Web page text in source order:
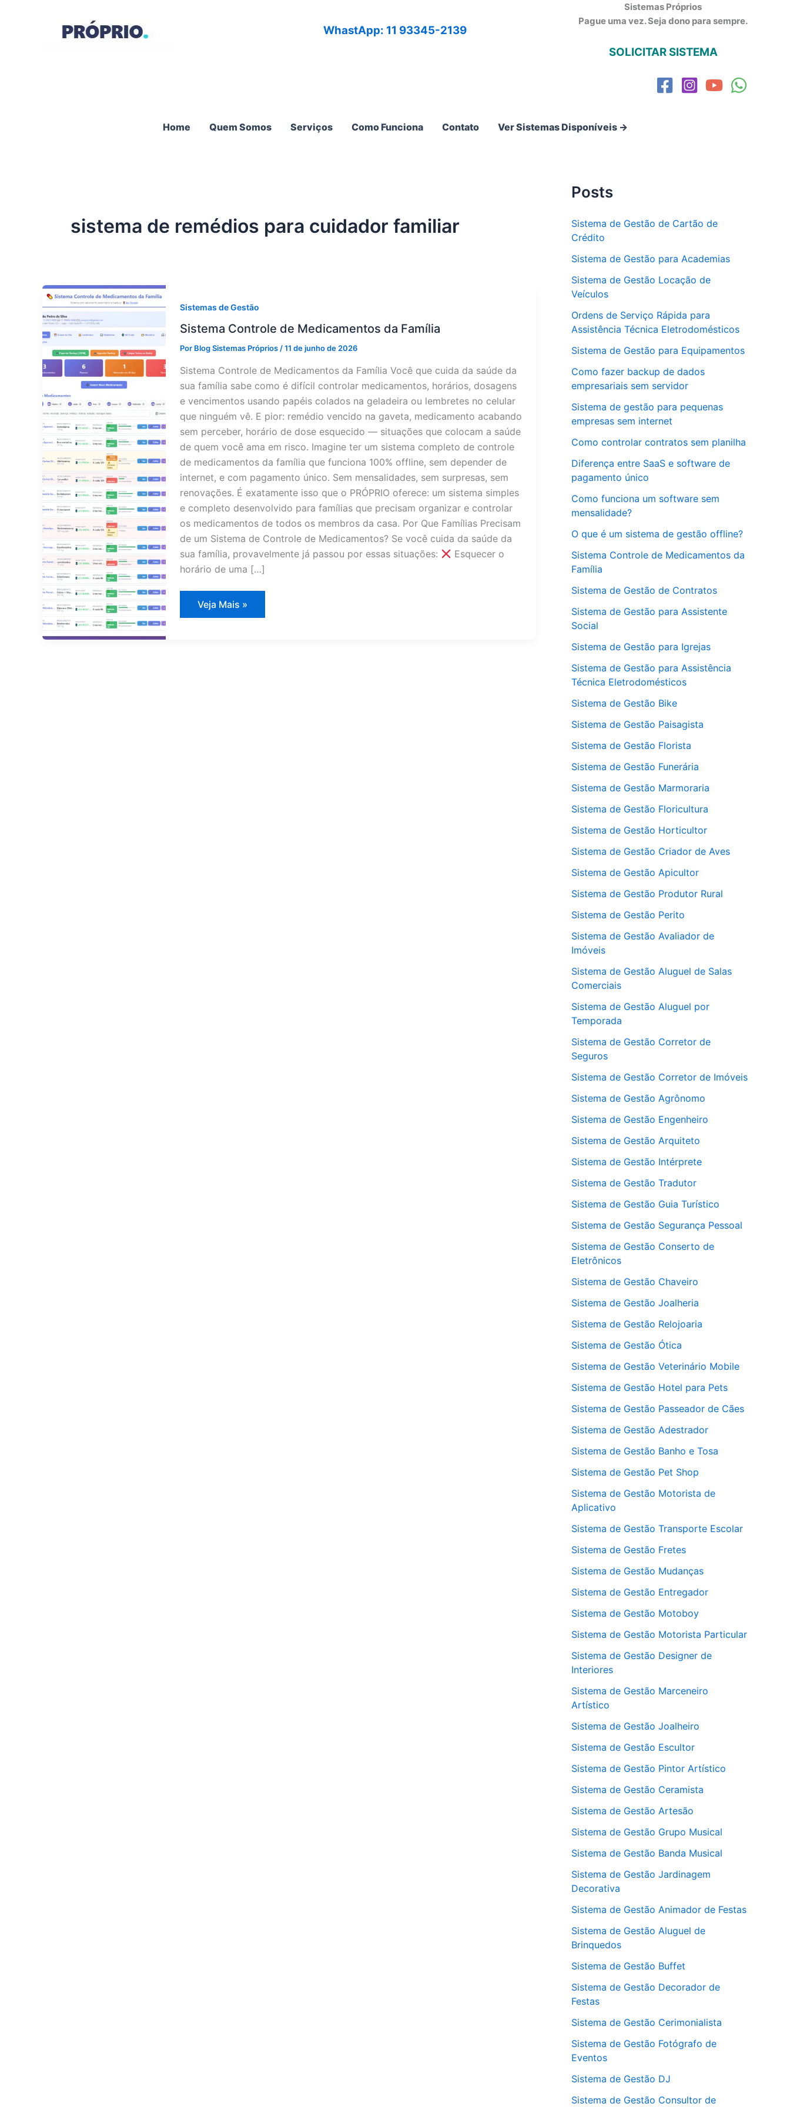
WhastApp: 11 93345-2139
Sistemas Próprios
Pague uma vez. Seja dono para sempre.
SOLICITAR SISTEMA
Home Quem Somos Serviços Como Funciona Contato Ver Sistemas Disponíveis →
sistema de remédios para cuidador familiar
Sistemas de Gestão
Sistema Controle de Medicamentos da Família
Por Blog Sistemas Próprios/11 de junho de 2026
Sistema Controle de Medicamentos da Família Você que cuida da saúde da
sua família sabe como é difícil controlar medicamentos, horários, dosagens
e vencimentos usando papéis colados na geladeira ou lembretes no celular
que ninguém vê. E pior: remédio vencido na gaveta, medicamento acabando
sem perceber, horário de dose esquecido — situações que colocam a saúde
de quem você ama em risco. Imagine ter um sistema completo de controle
de medicamentos da família que funciona 100% offline, sem depender de
internet, e com pagamento único. Sem mensalidades, sem surpresas, sem
renovações. É exatamente isso que o PRÓPRIO oferece: um sistema simples
e completo desenvolvido para famílias que precisam organizar e controlar
os medicamentos de todos os membros da casa. Por Que Famílias Precisam
de um Sistema de Controle de Medicamentos? Se você cuida da saúde da
sua família, provavelmente já passou por essas situações:
Esquecer o
horário de uma […]
Sistema
Controle
Veja Mais »
Posts
Sistema de Gestão de Cartão de
Crédito
Sistema de Gestão para Academias
Sistema de Gestão Locação de
Veículos
Ordens de Serviço Rápida para
Assistência Técnica Eletrodomésticos
Sistema de Gestão para Equipamentos
Como fazer backup de dados
empresariais sem servidor
Sistema de gestão para pequenas
empresas sem internet
Como controlar contratos sem planilha
Diferença entre SaaS e software de
pagamento único
Como funciona um software sem
mensalidade?
O que é um sistema de gestão offline?
Sistema Controle de Medicamentos da
Família
Sistema de Gestão de Contratos
Sistema de Gestão para Assistente
Social
Sistema de Gestão para Igrejas
Sistema de Gestão para Assistência
Técnica Eletrodomésticos
Sistema de Gestão Bike
Sistema de Gestão Paisagista
Sistema de Gestão Florista
Sistema de Gestão Funerária
Sistema de Gestão Marmoraria
Sistema de Gestão Floricultura
Sistema de Gestão Horticultor
Sistema de Gestão Criador de Aves
Sistema de Gestão Apicultor
Sistema de Gestão Produtor Rural
Sistema de Gestão Perito
Sistema de Gestão Avaliador de
Imóveis
Sistema de Gestão Aluguel de Salas
Comerciais
Sistema de Gestão Aluguel por
Temporada
Sistema de Gestão Corretor de
Seguros
Sistema de Gestão Corretor de Imóveis
Sistema de Gestão Agrônomo
Sistema de Gestão Engenheiro
Sistema de Gestão Arquiteto
Sistema de Gestão Intérprete
Sistema de Gestão Tradutor
Sistema de Gestão Guia Turístico
Sistema de Gestão Segurança Pessoal
Sistema de Gestão Conserto de
Eletrônicos
Sistema de Gestão Chaveiro
Sistema de Gestão Joalheria
Sistema de Gestão Relojoaria
Sistema de Gestão Ótica
Sistema de Gestão Veterinário Mobile
Sistema de Gestão Hotel para Pets
Sistema de Gestão Passeador de Cães
Sistema de Gestão Adestrador
Sistema de Gestão Banho e Tosa
Sistema de Gestão Pet Shop
Sistema de Gestão Motorista de
Aplicativo
Sistema de Gestão Transporte Escolar
Sistema de Gestão Fretes
Sistema de Gestão Mudanças
Sistema de Gestão Entregador
Sistema de Gestão Motoboy
Sistema de Gestão Motorista Particular
Sistema de Gestão Designer de
Interiores
Sistema de Gestão Marceneiro
Artístico
Sistema de Gestão Joalheiro
Sistema de Gestão Escultor
Sistema de Gestão Pintor Artístico
Sistema de Gestão Ceramista
Sistema de Gestão Artesão
Sistema de Gestão Grupo Musical
Sistema de Gestão Banda Musical
Sistema de Gestão Jardinagem
Decorativa
Sistema de Gestão Animador de Festas
Sistema de Gestão Aluguel de
Brinquedos
Sistema de Gestão Buffet
Sistema de Gestão Decorador de
Festas
Sistema de Gestão Cerimonialista
Sistema de Gestão Fotógrafo de
Eventos
Sistema de Gestão DJ
Sistema de Gestão Consultor de